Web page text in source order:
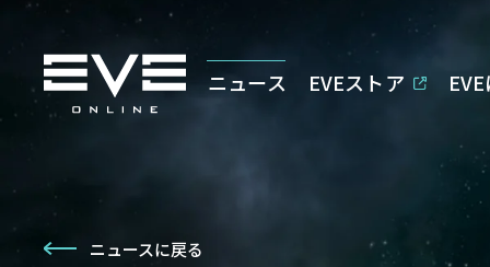
ニュース EVEストア
ニュースに戻る